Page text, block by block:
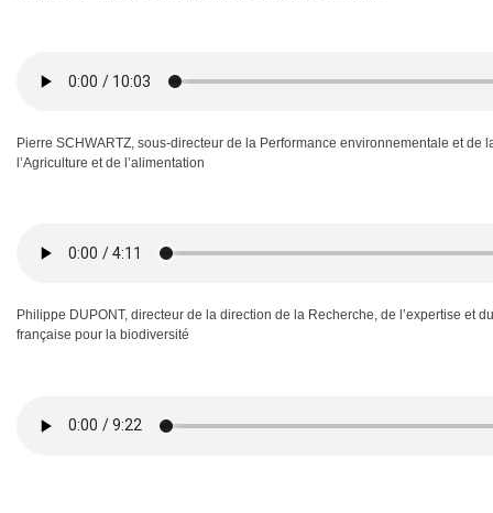
Pierre SCHWARTZ, sous-directeur de la Performance environnementale et de
l’Agriculture et de l’alimentation
Philippe DUPONT, directeur de la direction de la Recherche, de l’expertise et
française pour la biodiversité